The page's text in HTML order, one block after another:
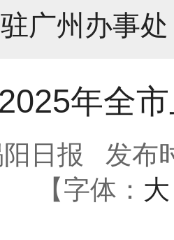
广州办事处
2025年全
日报
发布
【字体： 大